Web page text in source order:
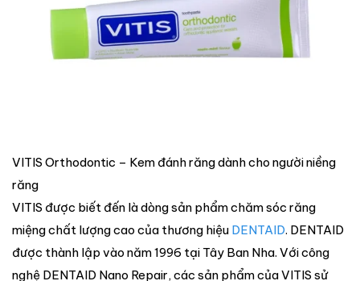
VITIS Orthodontic – Kem đánh răng dành cho người niềng
răng
VITIS được biết đến là dòng sản phẩm chăm sóc răng
miệng chất lượng cao của thương hiệu DENTAID. DENTAID
được thành lập vào năm 1996 tại Tây Ban Nha. Với công
nghệ DENTAID Nano Repair, các sản phẩm của VITIS sử